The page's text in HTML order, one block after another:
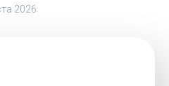
2026